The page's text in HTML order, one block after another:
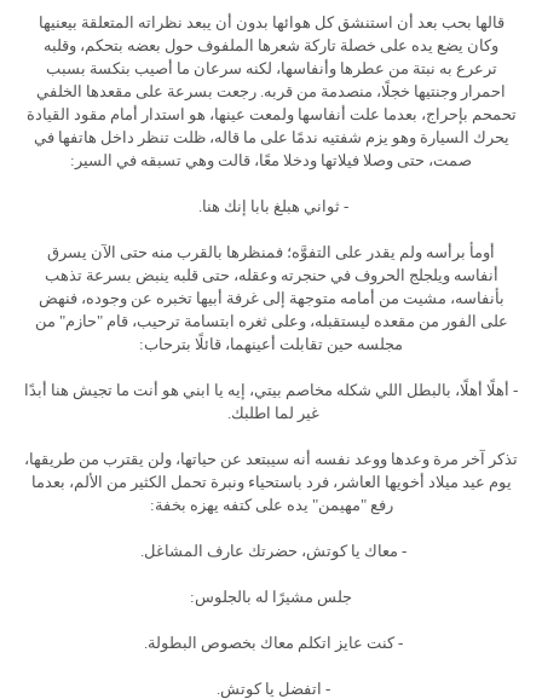
قالها بحب بعد أن استنشق كل هوائها بدون أن يبعد نظراته المتعلقة بيعنيها
وكان يضع يده على خصلة تاركة شعرها الملفوف حول بعضه بتحكم، وقلبه
ترعرع به نبتة من عطرها وأنفاسها، لكنه سرعان ما أصيب بنكسة بسبب
احمرار وجنتيها خجلًا، منصدمة من قربه. رجعت بسرعة على مقعدها الخلفي
تحمحم بإحراج، بعدما علت أنفاسها ولمعت عينها، هو استدار أمام مقود القيادة
يحرك السيارة وهو يزم شفتيه ندمًا على ما قاله، ظلت تنظر داخل هاتفها في
صمت، حتى وصلا فيلاتها ودخلا معًا، قالت وهي تسبقه في السير:
- ثواني هبلغ بابا إنك هنا.
أومأ برأسه ولم يقدر على التفوَّه؛ فمنظرها بالقرب منه حتى الآن يسرق
أنفاسه ويلجلج الحروف في حنجرته وعقله، حتى قلبه ينبض بسرعة تذهب
بأنفاسه، مشيت من أمامه متوجهة إلى غرفة أبيها تخبره عن وجوده، فنهض
على الفور من مقعده ليستقبله، وعلى ثغره ابتسامة ترحيب، قام "حازم" من
مجلسه حين تقابلت أعينهما، قائلًا بترحاب:
- أهلًا أهلًا، بالبطل اللي شكله مخاصم بيتي، إيه يا ابني هو أنت ما تجيش هنا أبدًا
غير لما اطلبك.
تذكر آخر مرة وعدها ووعد نفسه أنه سيبتعد عن حياتها، ولن يقترب من طريقها،
يوم عيد ميلاد أخويها العاشر، فرد باستحياء ونبرة تحمل الكثير من الألم، بعدما
رفع "مهيمن" يده على كتفه يهزه بخفة:
- معاك يا كوتش، حضرتك عارف المشاغل.
جلس مشيرًا له بالجلوس:
- كنت عايز اتكلم معاك بخصوص البطولة.
- اتفضل يا كوتش.